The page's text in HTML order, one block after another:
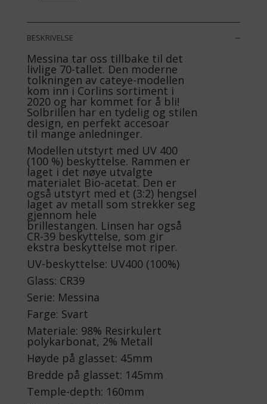
BESKRIVELSE
Messina tar oss tillbake til det
livlige 70-tallet. Den moderne
tolkningen av cateye-modellen
kom inn i Corlins sortiment i
2020 og har kommet for å bli!
Solbrillen har en tydelig og stilen
design, en perfekt accesoar
til mange anledninger.
Modellen utstyrt med UV 400
(100 %) beskyttelse. Rammen er
laget i det nøye utvalgte
materialet Bio-acetat. Den er
også utstyrt med et (3:2) hengsel
laget av metall som strekker seg
gjennom hele
brillestangen. Linsen har også
CR-39 beskyttelse, som gir
ekstra beskyttelse mot riper.
UV-beskyttelse: UV400 (100%)
Glass: CR39
Serie: Messina
Farge: Svart
Materiale: 98% Resirkulert
polykarbonat, 2% Metall
Høyde på glasset: 45mm
Bredde på glasset: 145mm
Temple-depth: 160mm